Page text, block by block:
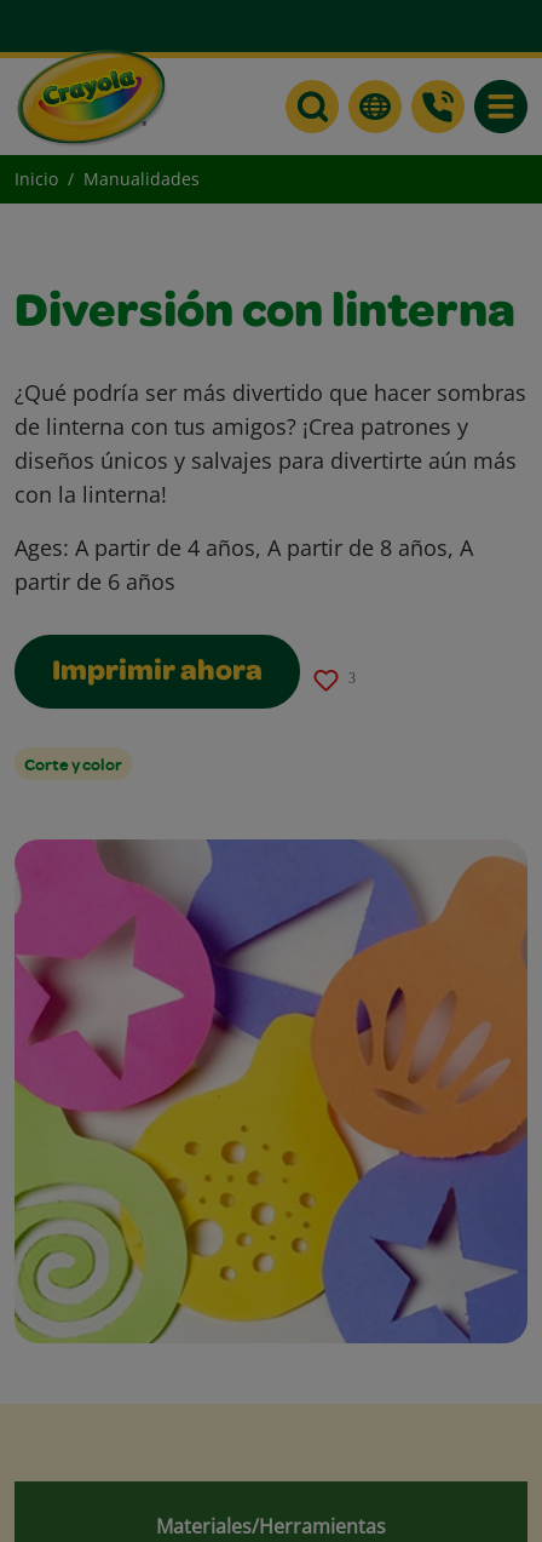
Inicio Manualidades
Diversión con linterna
¿Qué podría ser más divertido que hacer sombras
de linterna con tus amigos? ¡Crea patrones y
diseños únicos y salvajes para divertirte aún más
con la linterna!
Ages: A partir de 4 años, A partir de 8 años, A
partir de 6 años
Imprimir ahora 3
Corte y color
Materiales/Herramientas